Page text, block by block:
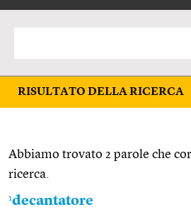
RISULTATO DELLA RICERCA
Abbiamo trovato 2 parole che
ricerca.
1decantatore